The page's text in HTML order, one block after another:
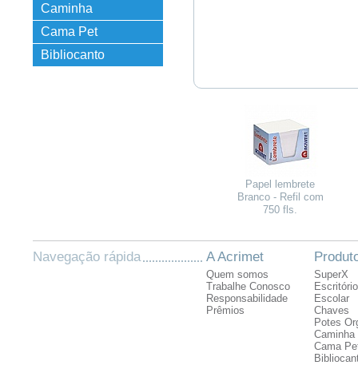
Organizadores
Caminha
Empilhável
Cama Pet
Bibliocanto
Papel lembrete
Branco - Refil com
750 fls.
Navegação rápida A Acrimet
Quem somos
Trabalhe Conosco
Responsabilidade
Prêmios
SuperX
Escritório
Escolar
Chaves
Potes
Cama